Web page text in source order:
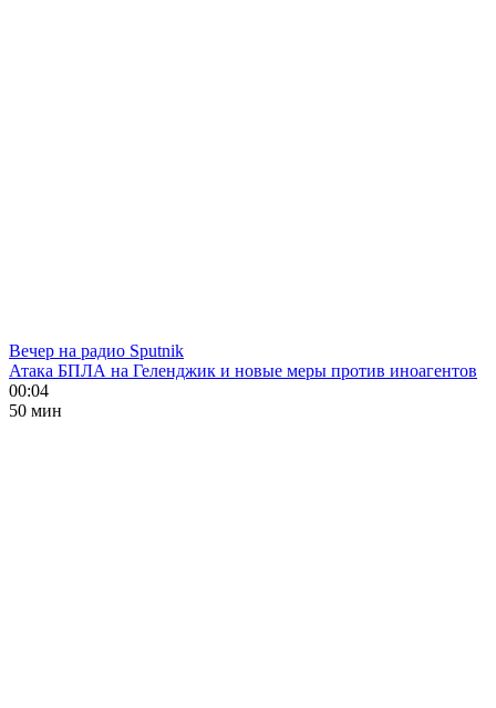
Вечер на радио Sputnik
Атака БПЛА на Геленджик и новые меры против иноагентов
00:04
50 мин